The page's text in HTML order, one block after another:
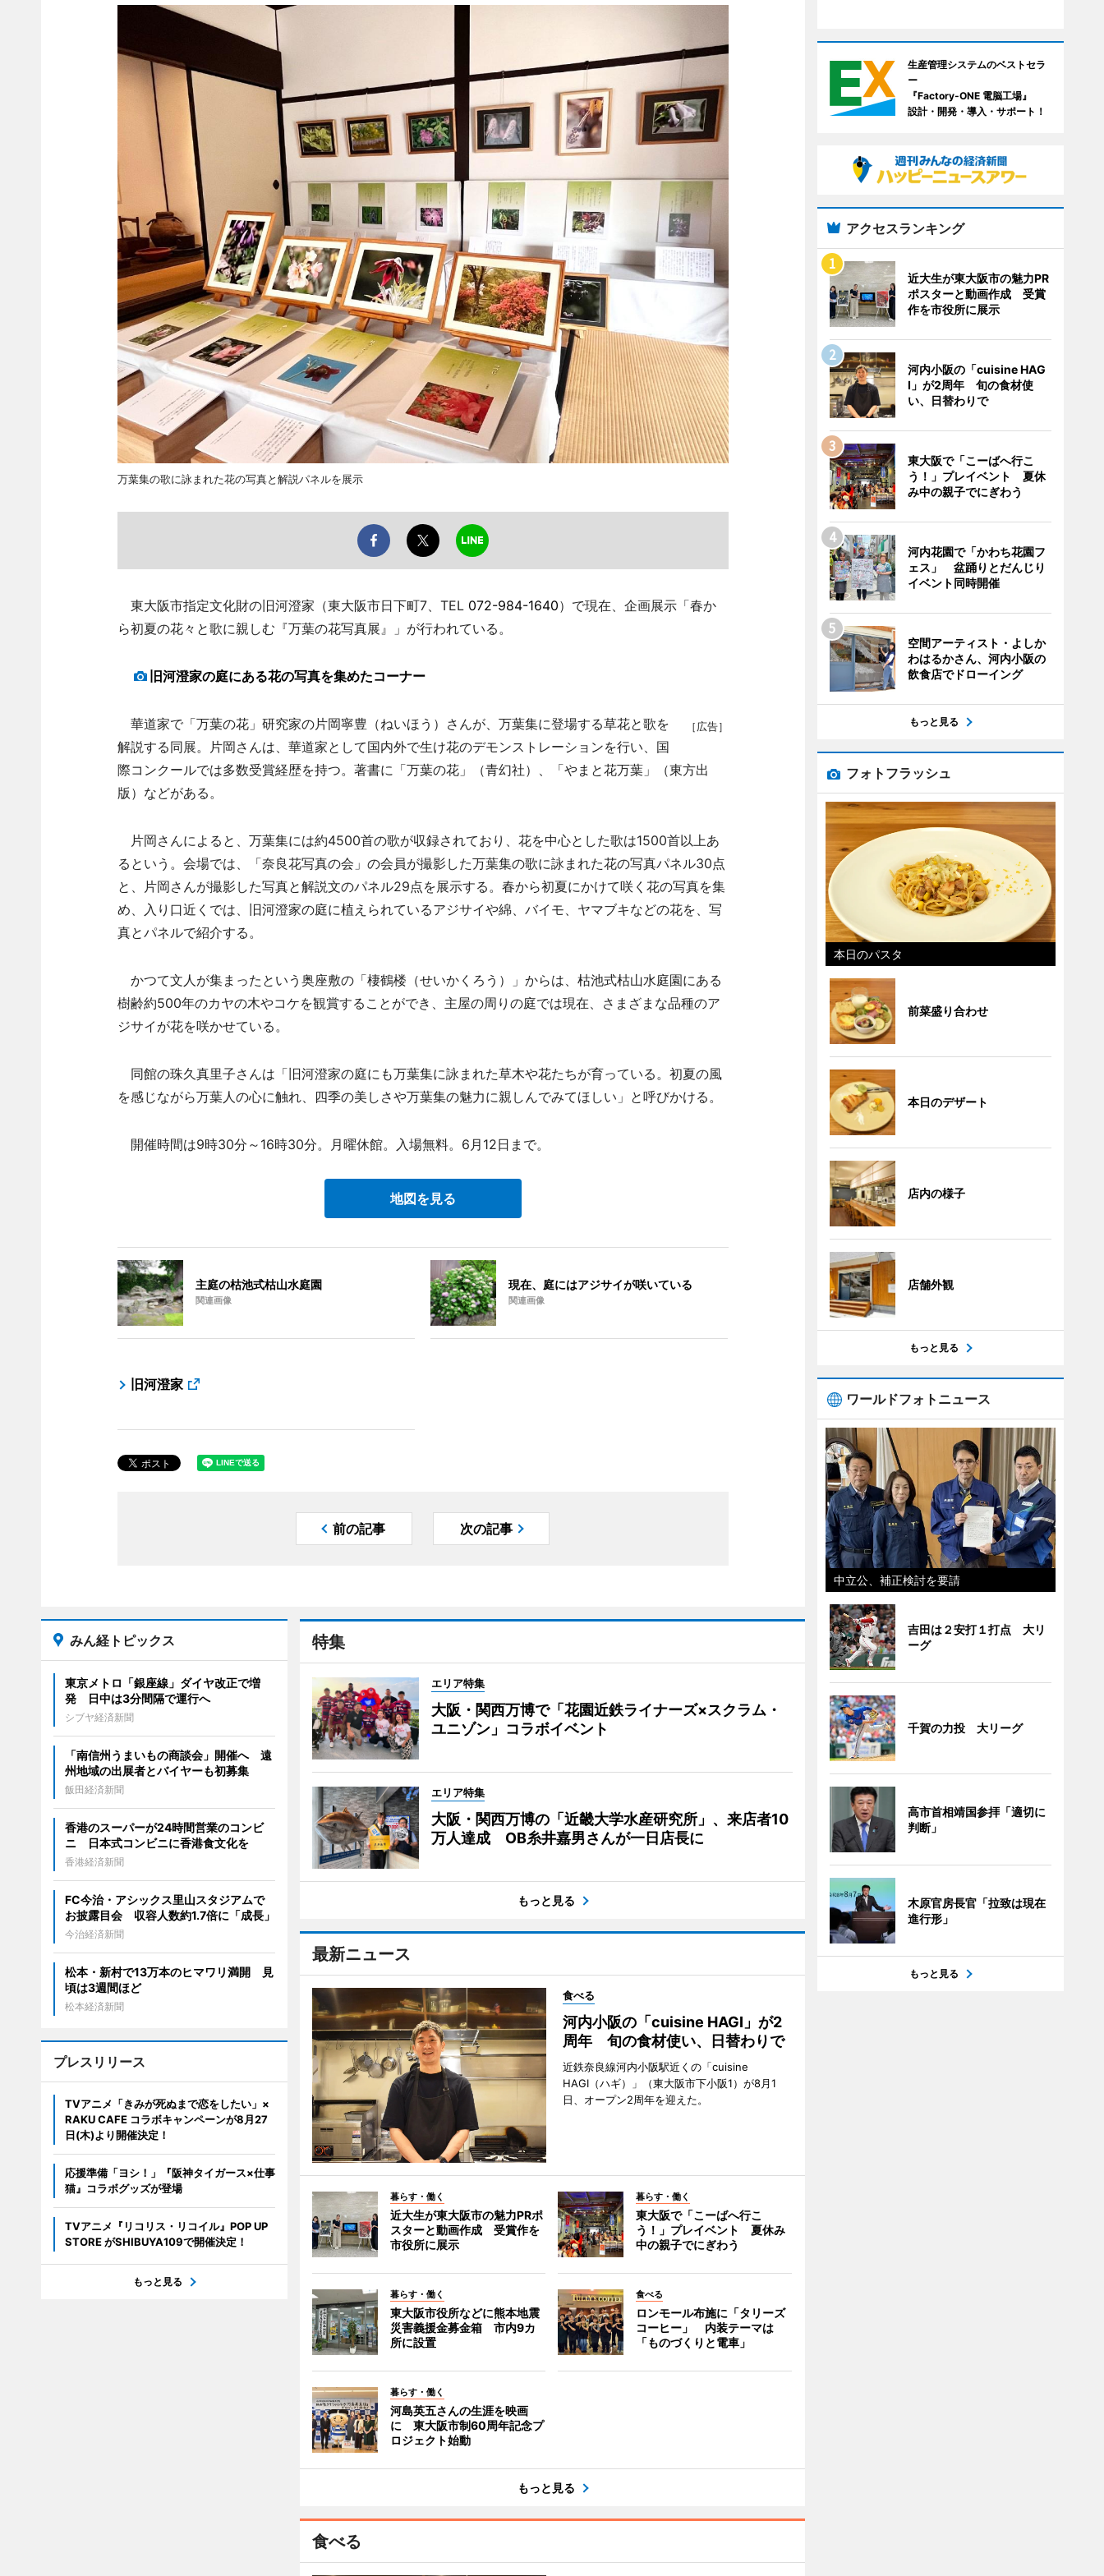
万葉集の歌に詠まれた花の写真と解説パネルを展示
東大阪市指定文化財の旧河澄家（東大阪市日下町7、TEL 072-984-1640）で現在、企画展示「春か
ら初夏の花々と歌に親しむ『万葉の花写真展』」が行われている。
旧河澄家の庭にある花の写真を集めたコーナー
［広告］
華道家で「万葉の花」研究家の片岡寧豊（ねいほう）さんが、万葉集に登場する草花と歌を
解説する同展。片岡さんは、華道家として国内外で生け花のデモンストレーションを行い、国
際コンクールでは多数受賞経歴を持つ。著書に「万葉の花」（青幻社）、「やまと花万葉」（東方出
版）などがある。
片岡さんによると、万葉集には約4500首の歌が収録されており、花を中心とした歌は1500首以上あ
るという。会場では、「奈良花写真の会」の会員が撮影した万葉集の歌に詠まれた花の写真パネル30点
と、片岡さんが撮影した写真と解説文のパネル29点を展示する。春から初夏にかけて咲く花の写真を集
め、入り口近くでは、旧河澄家の庭に植えられているアジサイや綿、バイモ、ヤマブキなどの花を、写
真とパネルで紹介する。
かつて文人が集まったという奥座敷の「棲鶴楼（せいかくろう）」からは、枯池式枯山水庭園にある
樹齢約500年のカヤの木やコケを観賞することができ、主屋の周りの庭では現在、さまざまな品種のア
ジサイが花を咲かせている。
同館の珠久真里子さんは「旧河澄家の庭にも万葉集に詠まれた草木や花たちが育っている。初夏の風
を感じながら万葉人の心に触れ、四季の美しさや万葉集の魅力に親しんでみてほしい」と呼びかける。
開催時間は9時30分～16時30分。月曜休館。入場無料。6月12日まで。
地図を見る
主庭の枯池式枯山水庭園
関連画像
現在、庭にはアジサイが咲いている
関連画像
旧河澄家
前の記事 次の記事
特集
エリア特集
大阪・関西万博で「花園近鉄ライナーズ×スクラム・
ユニゾン」コラボイベント
エリア特集
大阪・関西万博の「近畿大学水産研究所」、来店者10
万人達成 OB糸井嘉男さんが一日店長に
もっと見る
最新ニュース
食べる
河内小阪の「cuisine HAGI」が2
周年 旬の食材使い、日替わりで
近鉄奈良線河内小阪駅近くの「cuisine
HAGI（ハギ）」（東大阪市下小阪1）が8月1
日、オープン2周年を迎えた。
暮らす・働く
近大生が東大阪市の魅力PRポ
スターと動画作成 受賞作を
市役所に展示
暮らす・働く
東大阪で「こーばへ行こ
う！」プレイベント 夏休み
中の親子でにぎわう
暮らす・働く
東大阪市役所などに熊本地震
災害義援金募金箱 市内9カ
所に設置
食べる
ロンモール布施に「タリーズ
コーヒー」 内装テーマは
「ものづくりと電車」
暮らす・働く
河島英五さんの生涯を映画
に 東大阪市制60周年記念プ
ロジェクト始動
もっと見る
食べる
みん経トピックス
東京メトロ「銀座線」ダイヤ改正で増
発 日中は3分間隔で運行へ
シブヤ経済新聞
「南信州うまいもの商談会」開催へ 遠
州地域の出展者とバイヤーも初募集
飯田経済新聞
香港のスーパーが24時間営業のコンビ
ニ 日本式コンビニに香港食文化を
香港経済新聞
FC今治・アシックス里山スタジアムで
お披露目会 収容人数約1.7倍に「成長」
今治経済新聞
松本・新村で13万本のヒマワリ満開 見
頃は3週間ほど
松本経済新聞
プレスリリース
TVアニメ「きみが死ぬまで恋をしたい」×
RAKU CAFE コラボキャンペーンが8月27
日(木)より開催決定！
応援準備「ヨシ！」『阪神タイガース×仕事
猫』コラボグッズが登場
TVアニメ『リコリス・リコイル』POP UP
STORE がSHIBUYA109で開催決定！
もっと見る
生産管理システムのベストセラ
ー
『Factory-ONE 電脳工場』
設計・開発・導入・サポート！
アクセスランキング
近大生が東大阪市の魅力PR
ポスターと動画作成 受賞
作を市役所に展示
河内小阪の「cuisine HAG
I」が2周年 旬の食材使
い、日替わりで
東大阪で「こーばへ行こ
う！」プレイベント 夏休
み中の親子でにぎわう
河内花園で「かわち花園フ
ェス」 盆踊りとだんじり
イベント同時開催
空間アーティスト・よしか
わはるかさん、河内小阪の
飲食店でドローイング
もっと見る
フォトフラッシュ
本日のパスタ
前菜盛り合わせ
本日のデザート
店内の様子
店舗外観
もっと見る
ワールドフォトニュース
中立公、補正検討を要請
吉田は２安打１打点 大リ
ーグ
千賀の力投 大リーグ
高市首相靖国参拝「適切に
判断」
木原官房長官「拉致は現在
進行形」
もっと見る